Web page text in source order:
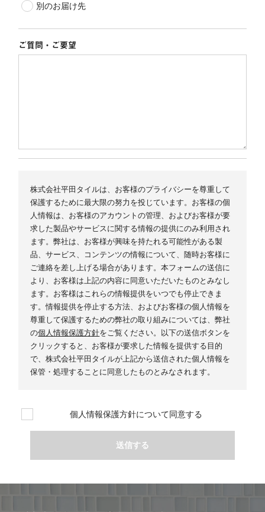
別のお届け先
ご質問・ご要望
株式会社平田タイルは、お客様のプライバシーを尊重して
保護するために最大限の努力を投じています。お客様の個
人情報は、お客様のアカウントの管理、およびお客様が要
求した製品やサービスに関する情報の提供にのみ利用され
ます。弊社は、お客様が興味を持たれる可能性がある製
品、サービス、コンテンツの情報について、随時お客様に
ご連絡を差し上げる場合があります。本フォームの送信に
より、お客様は上記の内容に同意いただいたものとみなし
ます。お客様はこれらの情報提供をいつでも停止できま
す。情報提供を停止する方法、およびお客様の個人情報を
尊重して保護するための弊社の取り組みについては、弊社
の個人情報保護方針をご覧ください。以下の送信ボタンを
クリックすると、お客様が要求した情報を提供する目的
で、株式会社平田タイルが上記から送信された個人情報を
保管・処理することに同意したものとみなされます。
個人情報保護方針について同意する